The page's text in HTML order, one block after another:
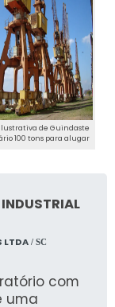
de Guindaste
100 tons para alugar
LTDA/ SC
com
uma